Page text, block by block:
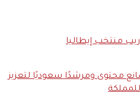
منتخب إيطاليا
الجندي يؤهل 45 صانع محتوى ومرشدًا سعوديًا لتعزيز